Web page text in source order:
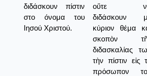
διδάσκουν πίστιν
στο όνομα του
Ιησού Χριστού.
οὕτε
διδάσκουν
κύριον θέμα
σκοπὸν
διδασκαλίας
τὴν πίστιν εἰς
πρόσωπον